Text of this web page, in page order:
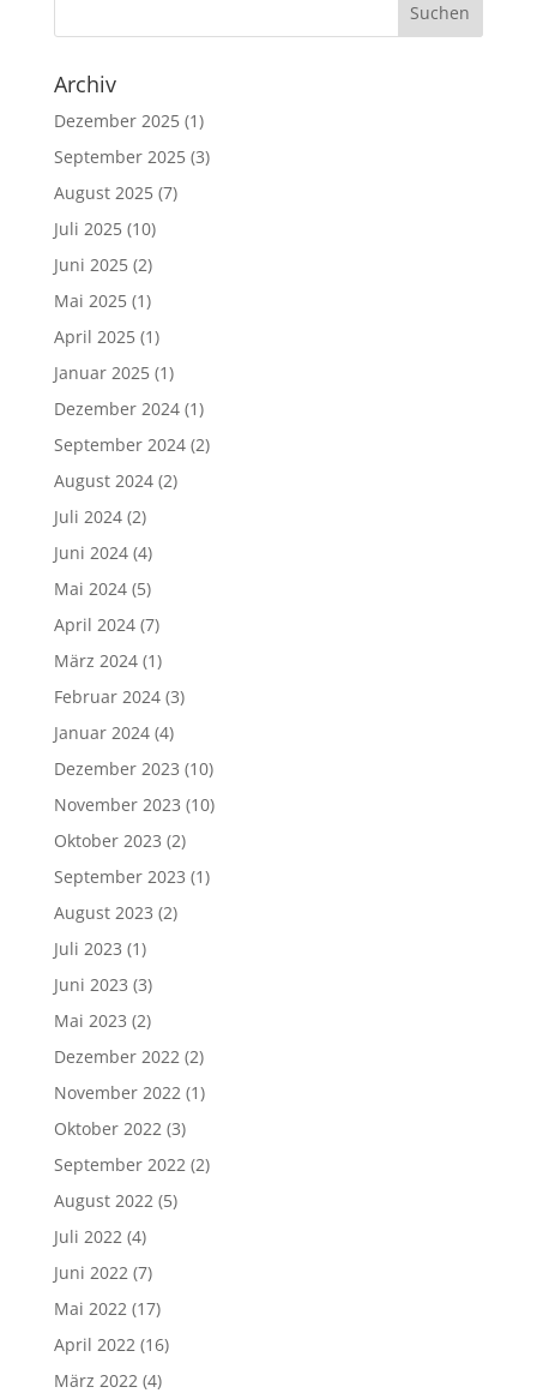
Archiv
Dezember 2025(1)
September 2025(3)
August 2025(7)
Juli 2025(10)
Juni 2025(2)
Mai 2025(1)
April 2025(1)
Januar 2025(1)
Dezember 2024(1)
September 2024(2)
August 2024(2)
Juli 2024(2)
Juni 2024(4)
Mai 2024(5)
April 2024(7)
März 2024(1)
Februar 2024(3)
Januar 2024(4)
Dezember 2023 (10)
November 2023 (10)
Oktober 2023 (2)
September 2023 (1)
August 2023 (2)
Juli 2023 (1)
Juni 2023 (3)
Mai 2023 (2)
Dezember 2022 (2)
November 2022 (1)
Oktober 2022 (3)
September 2022 (2)
August 2022 (5)
Juli 2022 (4)
Juni 2022 (7)
Mai 2022 (17)
April 2022 (16)
März 2022 (4)